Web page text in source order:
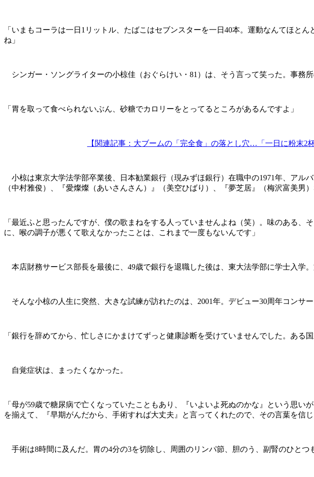
「いまもコーラは一日1リットル、たばこはセブンスターを一日40本。運動なんてほと
ね」
シンガー・ソングライターの小椋佳（おぐらけい・81）は、そう言って笑った。事務
「胃を取って食べられないぶん、砂糖でカロリーをとってるところがあるんですよ」
【関連記事：大ブームの「完全食」の落とし穴…「一日に粉末2
小椋は東京大学法学部卒業後、日本勧業銀行（現みずほ銀行）在職中の1971年、アル
（中村雅俊）、『愛燦燦（あいさんさん）』（美空ひばり）、『夢芝居』（梅沢富美男
「最近ふと思ったんですが、僕の歌まねをする人っていませんよね（笑）。味のある
に、喉の調子が悪くて歌えなかったことは、これまで一度もないんです」
本店財務サービス部長を最後に、49歳で銀行を退職した後は、東大法学部に学士入学。
そんな小椋の人生に突然、大きな試練が訪れたのは、2001年。デビュー30周年コンサ
「銀行を辞めてから、忙しさにかまけてずっと健康診断を受けていませんでした。あ
自覚症状は、まったくなかった。
「母が59歳で糖尿病で亡くなっていたこともあり、『いよいよ死ぬのかな』という思
を揃えて、『早期がんだから、手術すれば大丈夫』と言ってくれたので、その言葉を信じ
手術は8時間に及んだ。胃の4分の3を切除し、周囲のリンパ節、胆のう、副腎のひと